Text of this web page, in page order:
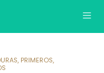
, PRIMEROS,